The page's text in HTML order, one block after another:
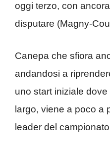
oggi terzo, con
disputare (Magny-
Canepa che sfiora
andandosi a
uno start iniziale
largo, viene a poco a
leader del